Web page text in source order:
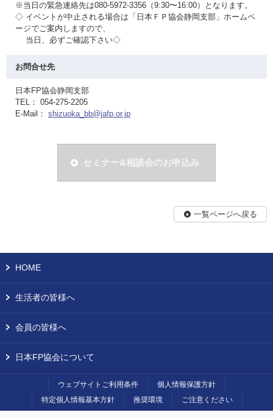
※当日の緊急連絡先は080-5972-3356（9:30〜16:00）となります。
◇ イベントが中止される場合は「日本ＦＰ協会静岡支部」ホームペ
ージでご案内しますので、
当日、必ずご確認下さい◇
お問合せ先
日本FP協会静岡支部
TEL： 054-275-2205
E-Mail： shizuoka_bb@jafp.or.jp
セミナー&相談会のお申込み
一覧ページへ戻る
HOME
生活者の皆様へ
会員の皆様へ
日本FP協会について
ウェブサイトご利用条件
個人情報保護方針
特定個人情報基本方針
推奨環境 ご注意ください